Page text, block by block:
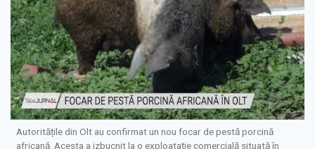
Autoritățile din Olt au confirmat un nou focar de pestă porcină
africană. Acesta a izbucnit la o exploatație comercială situată în